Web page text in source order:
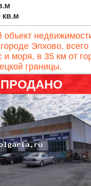
кв.м
объект
Элхово, всего
и моря, в 35 км от
границы.
ПРОДАНО